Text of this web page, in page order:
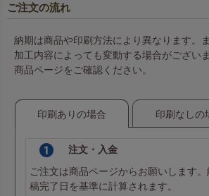
ご注文の流れ
納期は商品や印刷方法により異なります。
加工内容によっても変動する場合がござい
商品ページをご確認ください。
印刷ありの場合 印刷なしの
注文・入金
ご注文は商品ページからお願いします
稿完了日を基準に計算されます。